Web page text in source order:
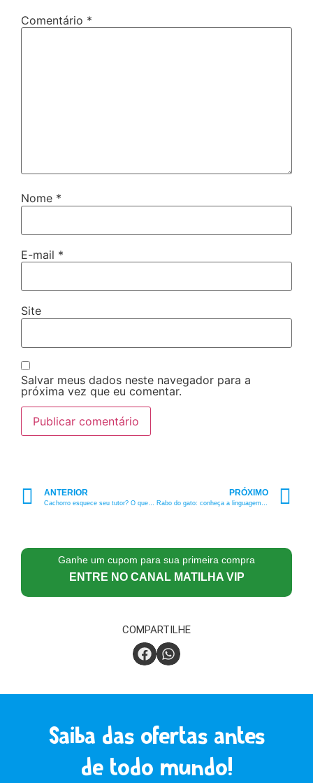
Comentário *
Nome *
E-mail *
Site
Salvar meus dados neste navegador para a
próxima vez que eu comentar.
ANTERIOR PRÓXIMO
Ganhe um cupom para sua primeira compra
ENTRE NO CANAL MATILHA VIP
COMPARTILHE
Saiba das ofertas antes
de todo mundo!